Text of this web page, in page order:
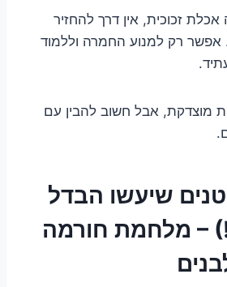
זכוכית, אין דרך להחזיר
רק למנוע החמרה וללמוד
מוצדקת, אבל חשוב להבין עם
שיעשו הבדל
– מלחמת חורמה